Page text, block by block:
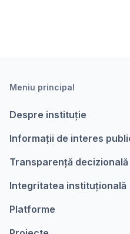
Meniu principal
Despre instituție
Informații de interes
Transparență decizională
Integritatea instituțională
Platforme